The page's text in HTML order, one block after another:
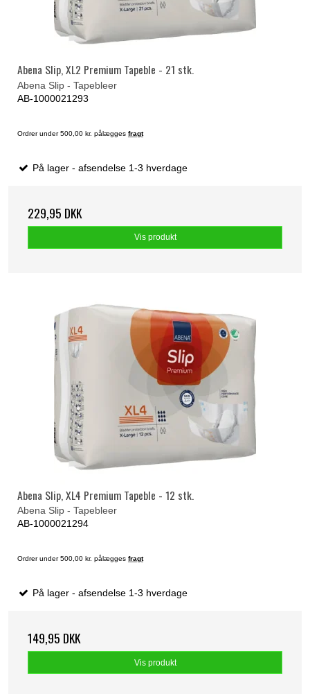
Abena Slip, XL2 Premium Tapeble - 21 stk.
Abena Slip - Tapebleer
AB-1000021293
Ordrer under 500,00 kr. pålægges fragt
På lager - afsendelse 1-3 hverdage
229,95 DKK
Vis produkt
Abena Slip, XL4 Premium Tapeble - 12 stk.
Abena Slip - Tapebleer
AB-1000021294
Ordrer under 500,00 kr. pålægges fragt
På lager - afsendelse 1-3 hverdage
149,95 DKK
Vis produkt